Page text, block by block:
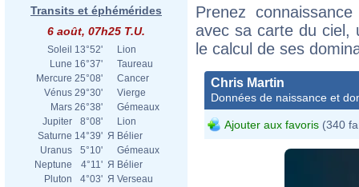
Transits et éphémérides
6 août, 07h25 T.U.
Soleil 13°52'
Lion
Lune 16°37'
Taureau
Mercure 25°08'
Cancer
Vénus 29°30'
Vierge
Mars 26°38'
Gémeaux
Jupiter
8°08'
Lion
Saturne 14°39' Я Bélier
Uranus
5°10'
Gémeaux
Neptune
4°11' Я Bélier
Pluton
4°03' Я Verseau
Prenez
avec sa carte du ciel,
le calcul de ses
Chris Martin
Données de naissance et
Ajouter aux favoris (340